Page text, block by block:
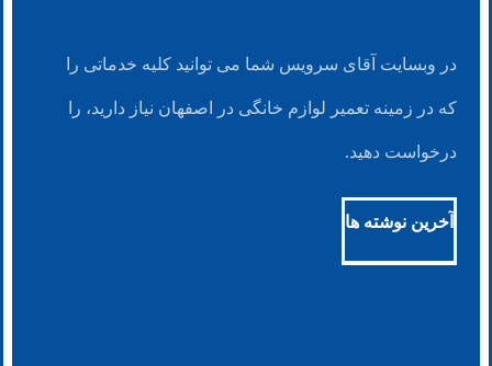
در وبسایت آقای سرویس شما می توانید کلیه خدماتی را
که در زمینه تعمیر لوازم خانگی در اصفهان نیاز دارید، را
درخواست دهید.
آخرین نوشته ها